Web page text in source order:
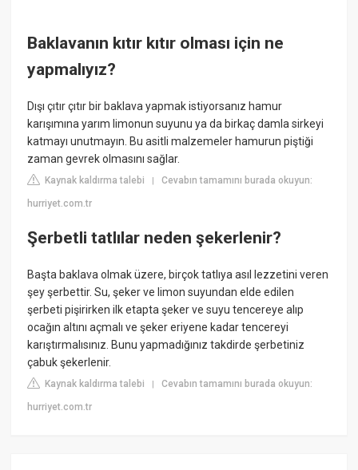
Baklavanın kıtır kıtır olması için ne
yapmalıyız?
Dışı çıtır çıtır bir baklava yapmak istiyorsanız hamur
karışımına yarım limonun suyunu ya da birkaç damla sirkeyi
katmayı unutmayın. Bu asitli malzemeler hamurun piştiği
zaman gevrek olmasını sağlar.
Kaynak kaldırma talebi |Cevabın tamamını burada okuyun:
hurriyet.com.tr
Şerbetli tatlılar neden şekerlenir?
Başta baklava olmak üzere, birçok tatlıya asıl lezzetini veren
şey şerbettir. Su, şeker ve limon suyundan elde edilen
şerbeti pişirirken ilk etapta şeker ve suyu tencereye alıp
ocağın altını açmalı ve şeker eriyene kadar tencereyi
karıştırmalısınız. Bunu yapmadığınız takdirde şerbetiniz
çabuk şekerlenir.
Kaynak kaldırma talebi |Cevabın tamamını burada okuyun:
hurriyet.com.tr